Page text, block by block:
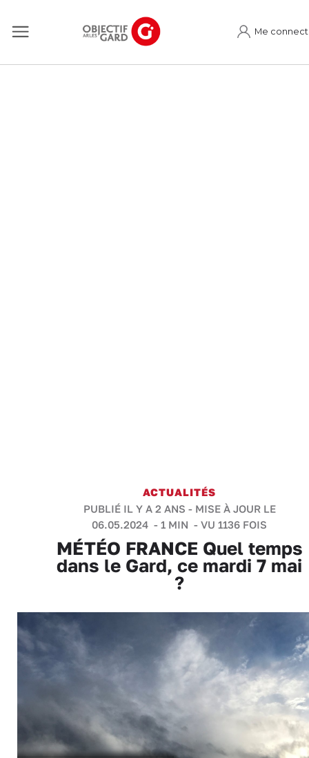
Me
ACTUALITÉS
PUBLIÉ IL Y A 2 ANS - MISE À JOUR LE
06.05.2024 - 1 MIN - VU 1136 FOIS
MÉTÉO FRANCE Quel temps
dans le Gard, ce mardi 7 mai
?